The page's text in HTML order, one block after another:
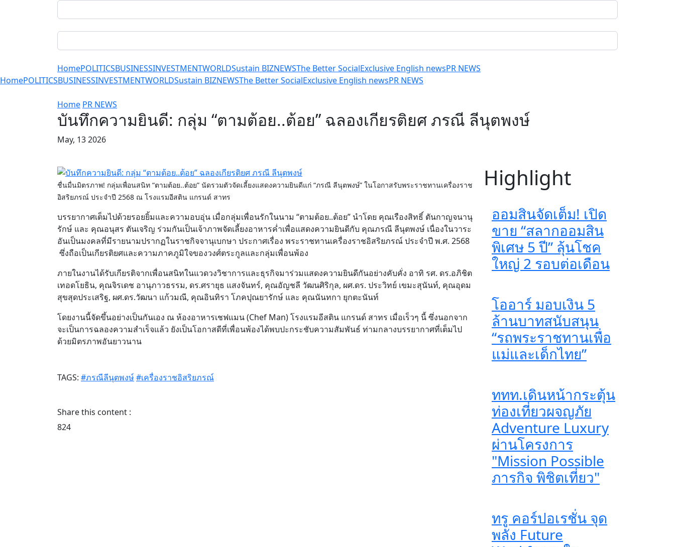
HomePOLITICSBUSINESSINVESTMENTWORLDSustain BIZNEWSThe Better SocialExclusive English newsPR NEWS
HomePOLITICSBUSINESSINVESTMENTWORLDSustain BIZNEWSThe Better SocialExclusive English newsPR NEWS
Home PR NEWS
บันทึกความยินดี: กลุ่ม “ตามต้อย..ต้อย” ฉลองเกียรติยศ ภรณี ลีนุตพงษ์
May, 13 2026
ชื่นมื่นมิตรภาพ! กลุ่มเพื่อนสนิท “ตามต้อย..ต้อย” นัดรวมตัวจัดเลี้ยงแสดงความยินดีแก่ “ภรณี ลีนุตพงษ์” ในโอกาสรับพระราชทานเครื่องราช
อิสริยภรณ์ ประจำปี 2568 ณ โรงแรมอีสติน แกรนด์ สาทร
บรรยากาศเต็มไปด้วยรอยยิ้มและความอบอุ่น เมื่อกลุ่มเพื่อนรักในนาม “ตามต้อย..ต้อย” นำโดย คุณเรืองสิทธิ์ ตันกาญจนานุ
รักษ์ และ คุณอนุสร ตันเจริญ ร่วมกันเป็นเจ้าภาพจัดเลี้ยงอาหารค่ำเพื่อแสดงความยินดีกับ คุณภรณี ลีนุตพงษ์ เนื่องในวาระ
อันเป็นมงคลที่มีรายนามปรากฏในราชกิจจานุเบกษา ประกาศเรื่อง พระราชทานเครื่องราชอิสริยภรณ์ ประจำปี พ.ศ. 2568
ซึ่งถือเป็นเกียรติยศและความภาคภูมิใจของวงศ์ตระกูลและกลุ่มเพื่อนพ้อง
ภายในงานได้รับเกียรติจากเพื่อนสนิทในแวดวงวิชาการและธุรกิจมาร่วมแสดงความยินดีกันอย่างคับคั่ง อาทิ รศ. ดร.อภิชิต
เทอดโยธิน, คุณจิรเดช อานุภาวธรรม, ดร.ศรายุธ แสงจันทร์, คุณอัญชลี วัฒนศิริกุล, ผศ.ดร. ประวิทย์ เขมะสุนันท์, คุณอุดม
สุขสุดประเสริฐ, ผศ.ดร.วัฒนา แก้วมณี, คุณอินทิรา โภคปุณยารักษ์ และ คุณนันทกา ยุกตะนันท์
โดยงานนี้จัดขึ้นอย่างเป็นกันเอง ณ ห้องอาหารเชฟแมน (Chef Man) โรงแรมอีสติน แกรนด์ สาทร เมื่อเร็วๆ นี้ ซึ่งนอกจาก
จะเป็นการฉลองความสำเร็จแล้ว ยังเป็นโอกาสดีที่เพื่อนพ้องได้พบปะกระชับความสัมพันธ์ ท่ามกลางบรรยากาศที่เต็มไป
ด้วยมิตรภาพอันยาวนาน
TAGS: #ภรณีลีนุตพงษ์ #เครื่องราชอิสริยภรณ์
Share this content :
824
Highlight
ออมสินจัดเต็ม! เปิด
ขาย “สลากออมสิน
พิเศษ 5 ปี” ลุ้นโชค
ใหญ่ 2 รอบต่อเดือน
โออาร์ มอบเงิน 5
ล้านบาทสนับสนุน
“รถพระราชทานเพื่อ
แม่และเด็กไทย”
ททท.เดินหน้ากระตุ้น
ท่องเที่ยวผจญภัย
Adventure Luxury
ผ่านโครงการ
"Mission Possible
ภารกิจ พิชิตเที่ยว"
ทรู คอร์ปอเรชั่น จุด
พลัง Future